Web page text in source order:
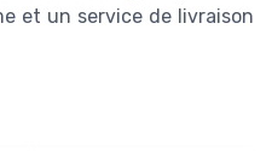
et un service de livraison